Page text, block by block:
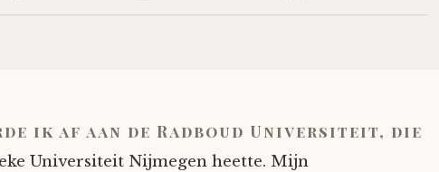
ik af aan de Radboud Universiteit, die
Universiteit Nijmegen heette. Mijn